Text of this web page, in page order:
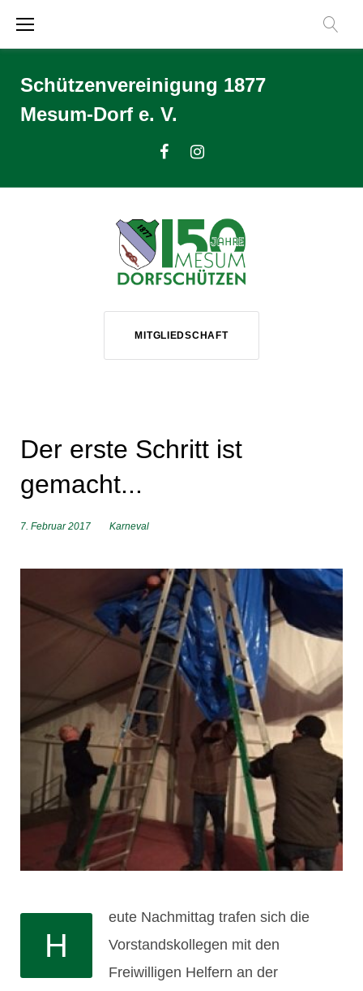
Schützenvereinigung 1877
Mesum-Dorf e. V.
MITGLIEDSCHAFT
Der erste Schritt ist
gemacht...
7. Februar 2017 Karneval
H
eute Nachmittag trafen sich die
Vorstandskollegen mit den
Freiwilligen Helfern an der